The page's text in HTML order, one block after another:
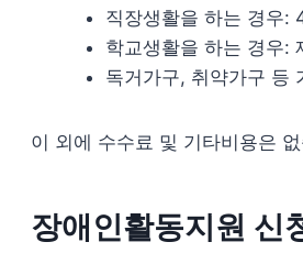
직장생활을 하는 경우:
학교생활을 하는 경우:
독거가구, 취약가구 등
이 외에 수수료 및 기타비용은
장애인활동지원 신